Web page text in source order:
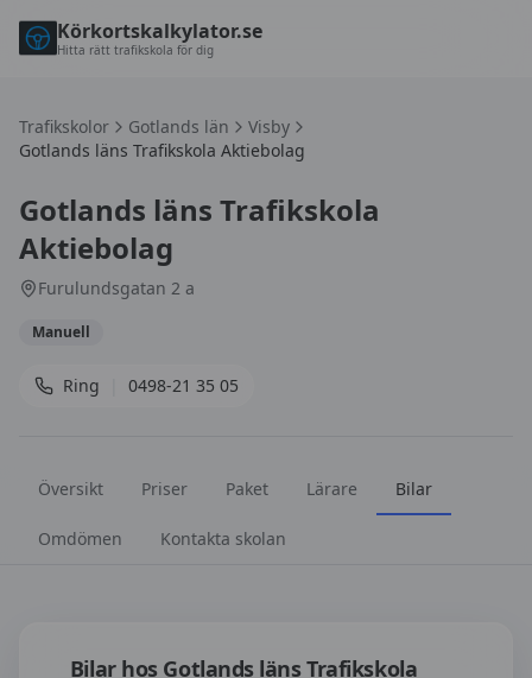
Körkortskalkylator.se
Hitta rätt trafikskola för dig
Trafikskolor Gotlands län
Visby
Gotlands läns Trafikskola Aktiebolag
Gotlands läns Trafikskola
Aktiebolag
Furulundsgatan 2 a
Manuell
Ring 0498-21 35 05
Översikt Priser Paket Lärare Bilar
Omdömen Kontakta skolan
Bilar hos Gotlands läns Trafikskola